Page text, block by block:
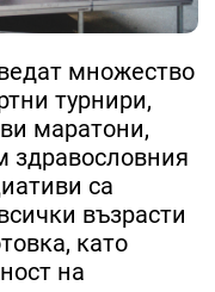
множество
турнири,
маратони,
здравословния
са
възрасти
като
на